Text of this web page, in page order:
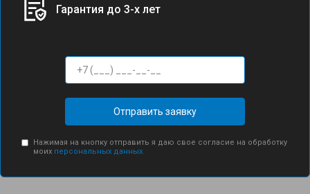
Гарантия до 3-х лет
Отправить заявку
Нажимая на кнопку отправить я даю свое согласие на обработку
моих персональных данных.